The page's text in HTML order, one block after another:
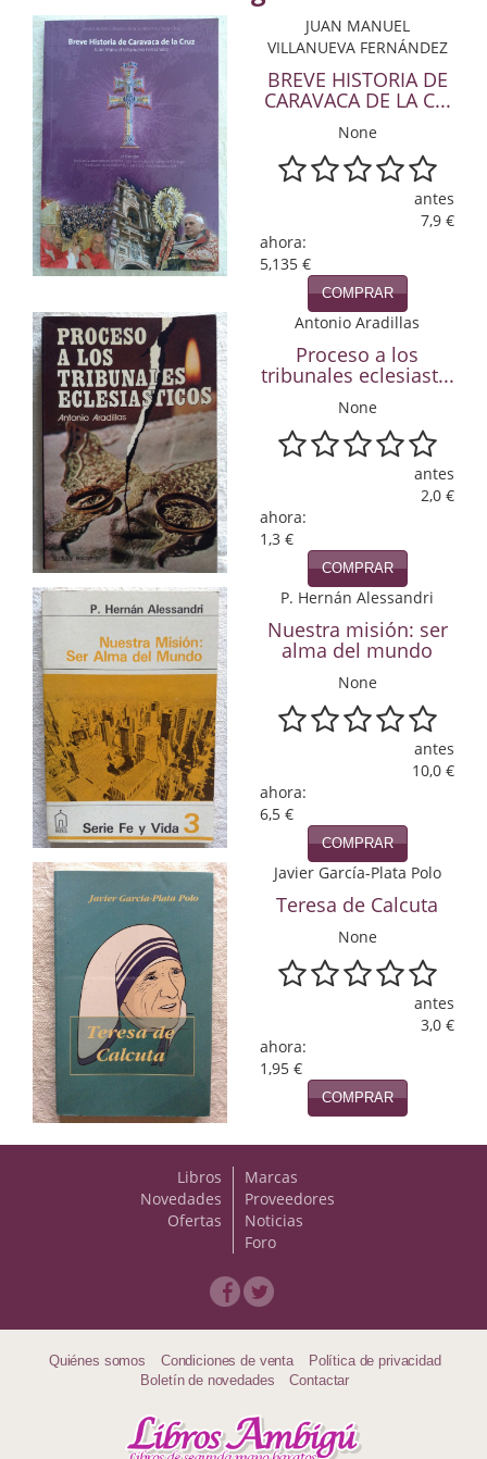
Economía
Enciclopedias
Ensayo
Ensayo literario
Filosofía
Física y Química
Guerra Civil Española
Historia
historia
Infantil y juvenil
Infantil y juvenil. Nuevo!!
Infantil y juvenil. Nuevo!!!
Informática
Literatura fantástica
Literatura hispanoamericana
Local
Mafia y espionaje
Matemáticas
Medicina
Música
Naturaleza
Novela Extranjera
Novela fantástica
Novela histórica
Papás, Mamás, Bebés…
JUAN MANUEL
VILLANUEVA FERNÁNDEZ
BREVE HISTORIA DE
CARAVACA DE LA C...
None
antes
7,9 €
ahora:
5,135 €
COMPRAR
Antonio Aradillas
Proceso a los
tribunales eclesiast...
None
antes
2,0 €
ahora:
1,3 €
COMPRAR
P. Hernán Alessandri
Nuestra misión: ser
alma del mundo
None
antes
10,0 €
ahora:
6,5 €
COMPRAR
Javier García-Plata Polo
Teresa de Calcuta
None
antes
3,0 €
ahora:
1,95 €
COMPRAR
Libros
Novedades
Ofertas
Marcas
Proveedores
Noticias
Foro
Quiénes somos Condiciones de venta
Política de privacidad
Boletín de novedades
Contactar